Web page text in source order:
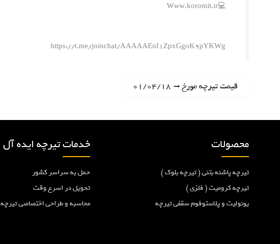
💻Www.koromit.ir
https://t.me/joinchat/AAAAAEnI1ZpxGgoK9pYKWg
ه
ب
ر
N
t
o
s
t
:
قیمت تیرچه مورخ ۰۱/۰۴/۱۸
خدمات تیرچه ایده آل
حمل به سراسر کشور
تحویل در اسرع وقت
محاسبه و طراحی اختصاصی تیرچه
محصولات
تیرچه پاشنه بتنی ( تیرچه بلوک )
تیرچه کرومیت ( فلزی )
یونولیت و پلاستوفوم سقفی تیرچه